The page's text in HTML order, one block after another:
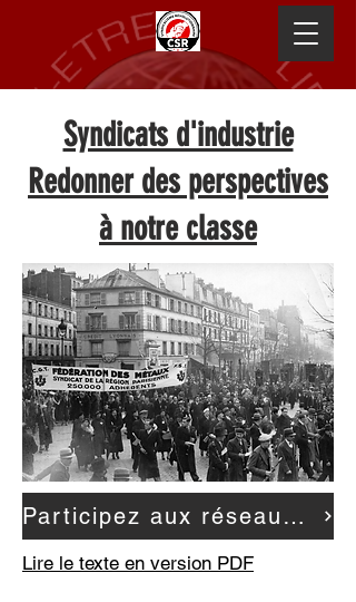
Syndicats d'industrie
Redonner des perspectives
à notre classe
Participez aux réseaux d'industrie SR
Lire le texte en version PDF